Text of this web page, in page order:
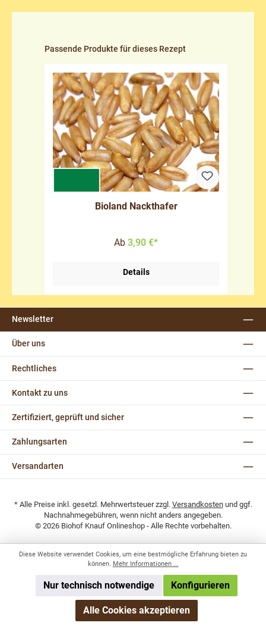
Produktgalerie überspringen
Passende Produkte für dieses Rezept
Bioland Nackthafer
Ab 3,90 €*
Details
Newsletter
Über uns
Rechtliches
Kontakt zu uns
Zertifiziert, geprüft und sicher
Zahlungsarten
Versandarten
* Alle Preise inkl. gesetzl. Mehrwertsteuer zzgl. Versandkostenund ggf.
Nachnahmegebühren, wenn nicht anders angegeben.
© 2026 Biohof Knauf Onlineshop - Alle Rechte vorbehalten.
Diese Website verwendet Cookies, um eine bestmögliche Erfahrung bieten zu
können. Mehr Informationen ...
Nur technisch notwendige Konfigurieren
Alle Cookies akzeptieren